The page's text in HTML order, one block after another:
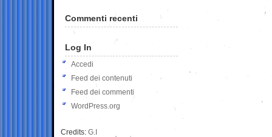
Commenti recenti
Log In
Accedi
Feed dei contenuti
Feed dei commenti
WordPress.org
Credits: G.I